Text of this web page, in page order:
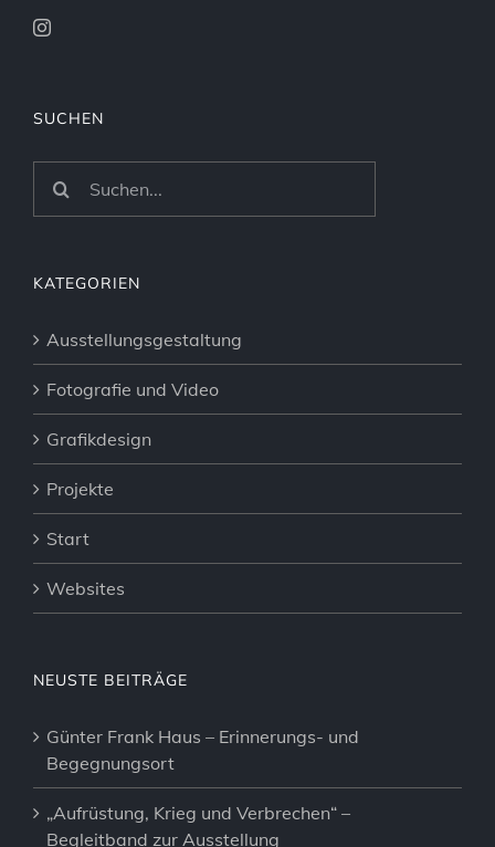
SUCHEN
nach:
KATEGORIEN
Ausstellungsgestaltung
Fotografie und Video
Grafikdesign
Projekte
Start
Websites
NEUSTE BEITRÄGE
Günter Frank Haus – Erinnerungs- und
Begegnungsort
„Aufrüstung, Krieg und Verbrechen“ –
Begleitband zur Ausstellung